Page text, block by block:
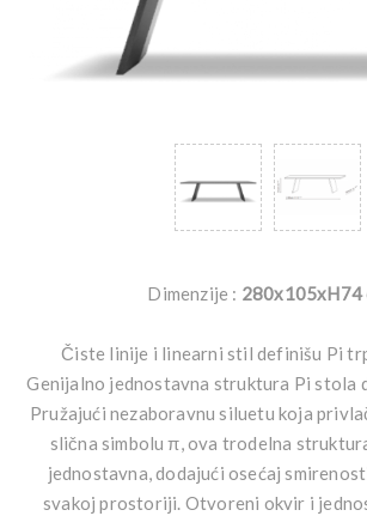
Dimenzije : 280x105xH74
Čiste linije i linearni stil definišu Pi
Genijalno jednostavna struktura Pi stola
Pružajući nezaboravnu siluetu koja
slična simbolu π, ova trodelna
jednostavna, dodajući osećaj
svakoj prostoriji. Otvoreni okvir i